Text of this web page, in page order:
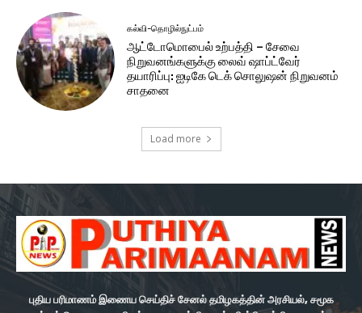
கல்வி-தொழில்நுட்பம்
ஆட்டோமொபைல் உற்பத்தி – சேவை
நிறுவனங்களுக்கு லைவ் ஷாப்ட்வேர்
தயாரிப்பு: ஐடிகே டெக் சொலுஷன் நிறுவனம்
சாதனை
Load more
புதிய பரிமாணம் இணைய செய்திச் சேனல் தமிழகத்தின் அரசியல், சமூக